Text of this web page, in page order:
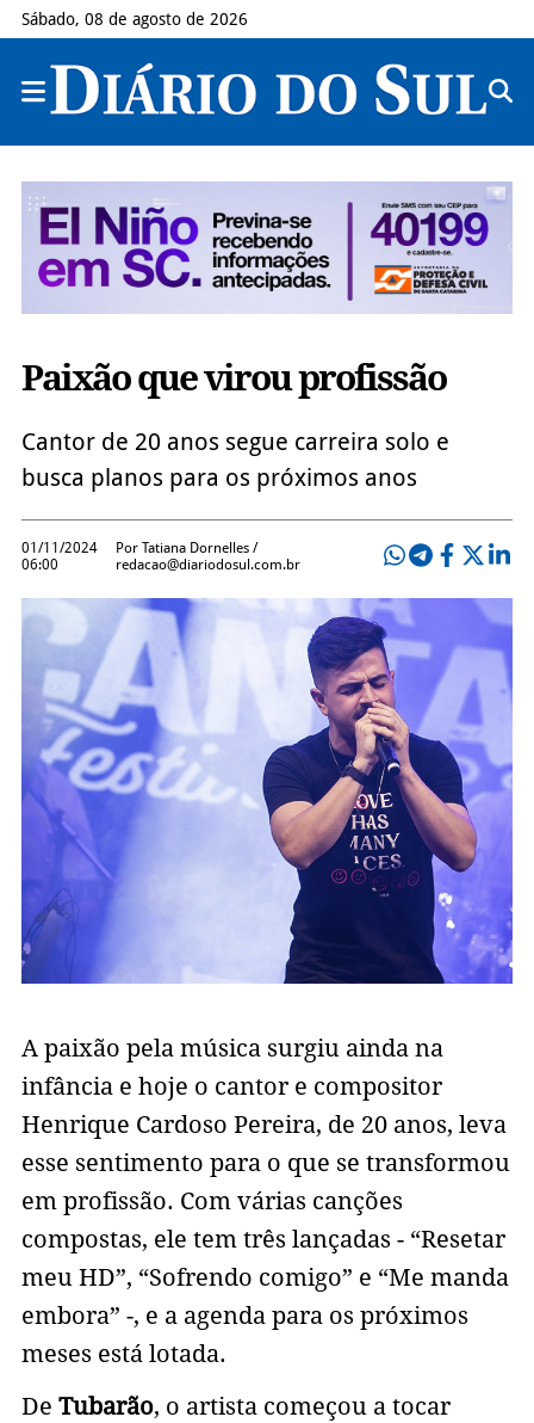
Sábado, 08 de agosto de 2026
Paixão que virou profissão
Cantor de 20 anos segue carreira solo e
busca planos para os próximos anos
01/11/2024
06:00
Por Tatiana Dornelles /
redacao@diariodosul.com.br
A paixão pela música surgiu ainda na
infância e hoje o cantor e compositor
Henrique Cardoso Pereira, de 20 anos, leva
esse sentimento para o que se transformou
em profissão. Com várias canções
compostas, ele tem três lançadas - “Resetar
meu HD”, “Sofrendo comigo” e “Me manda
embora” -, e a agenda para os próximos
meses está lotada.
De Tubarão, o artista começou a tocar